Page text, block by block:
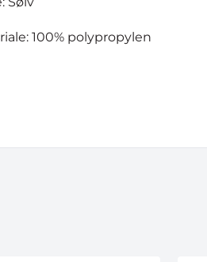
100% polypropylen